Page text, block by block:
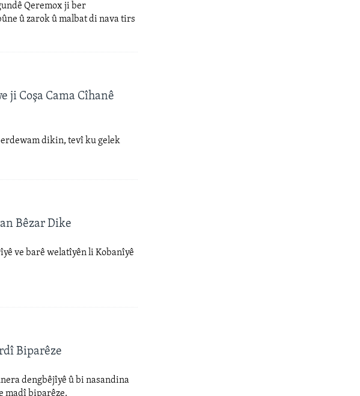
Qeremox ji ber
û zarok û malbat di nava tirs
ji Coşa Cama Cîhanê
dikin, tevî ku gelek
Bêzar Dike
ve barê welatîyên li Kobanîyê
Biparêze
dengbêjîyê û bi nasandina
madî biparêze.